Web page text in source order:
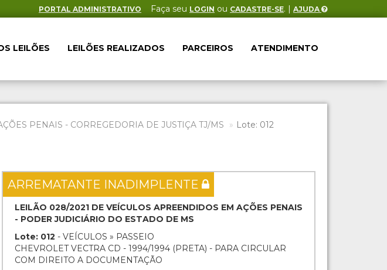
PORTAL ADMINISTRATIVO Faça seu LOGIN ou CADASTRE-SE. | AJUDA
LEILÕES LEILÕES REALIZADOS PARCEIROS ATENDIMENTO
PENAIS - CORREGEDORIA DE JUSTIÇA TJ/MS Lote: 012
ARREMATANTE INADIMPLENTE
LEILÃO 028/2021 DE VEÍCULOS APREENDIDOS EM AÇÕES PENAIS
- PODER JUDICIÁRIO DO ESTADO DE MS
Lote: 012 - VEÍCULOS » PASSEIO
CHEVROLET VECTRA CD - 1994/1994 (PRETA) - PARA CIRCULAR
COM DIREITO A DOCUMENTAÇÃO